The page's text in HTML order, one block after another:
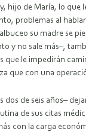
hijo de María, lo que
problemas al
su madre se
y no sale más–,
que le impedirán
que con una
dos de seis años–
de sus citas
con la carga